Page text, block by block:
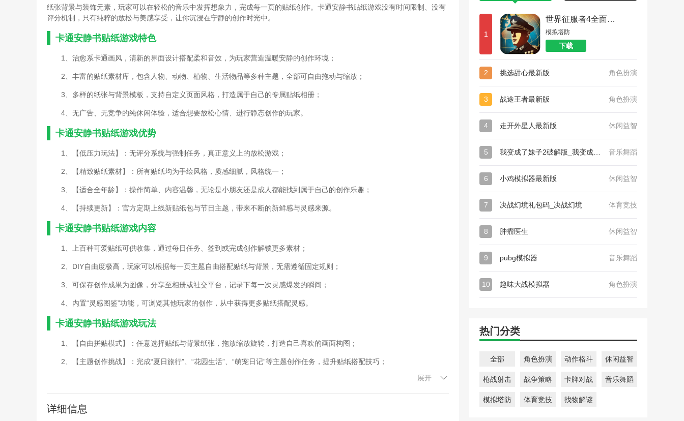
纸张背景与装饰元素，玩家可以在轻松的音乐中发挥想象力，完成每一页的贴纸创作。卡通安静书贴纸游戏没有时间限制、没有
评分机制，只有纯粹的放松与美感享受，让你沉浸在宁静的创作时光中。
卡通安静书贴纸游戏特色
1、治愈系卡通画风，清新的界面设计搭配柔和音效，为玩家营造温暖安静的创作环境；
2、丰富的贴纸素材库，包含人物、动物、植物、生活物品等多种主题，全部可自由拖动与缩放；
3、多样的纸张与背景模板，支持自定义页面风格，打造属于自己的专属贴纸相册；
4、无广告、无竞争的纯休闲体验，适合想要放松心情、进行静态创作的玩家。
卡通安静书贴纸游戏优势
1、【低压力玩法】：无评分系统与强制任务，真正意义上的放松游戏；
2、【精致贴纸素材】：所有贴纸均为手绘风格，质感细腻，风格统一；
3、【适合全年龄】：操作简单、内容温馨，无论是小朋友还是成人都能找到属于自己的创作乐趣；
4、【持续更新】：官方定期上线新贴纸包与节日主题，带来不断的新鲜感与灵感来源。
卡通安静书贴纸游戏内容
1、上百种可爱贴纸可供收集，通过每日任务、签到或完成创作解锁更多素材；
2、DIY自由度极高，玩家可以根据每一页主题自由搭配贴纸与背景，无需遵循固定规则；
3、可保存创作成果为图像，分享至相册或社交平台，记录下每一次灵感爆发的瞬间；
4、内置“灵感图鉴”功能，可浏览其他玩家的创作，从中获得更多贴纸搭配灵感。
卡通安静书贴纸游戏玩法
1、【自由拼贴模式】：任意选择贴纸与背景纸张，拖放缩放旋转，打造自己喜欢的画面构图；
2、【主题创作挑战】：完成“夏日旅行”、“花园生活”、“萌宠日记”等主题创作任务，提升贴纸搭配技巧；
展开
详细信息
1
世界征服者4全面战争
模拟塔防
下载
2 挑选甜心最新版 角色扮演
3 战途王者最新版 角色扮演
4 走开外星人最新版 休闲益智
5 音乐舞蹈
6 小鸡模拟器最新版 休闲益智
7 决战幻境礼包码_决战幻境 体育竞技
8 肿瘤医生 休闲益智
9 pubg模拟器 音乐舞蹈
10 趣味大战模拟器 角色扮演
热门分类
全部 角色扮演 动作格斗 休闲益智
枪战射击 战争策略 卡牌对战 音乐舞蹈
模拟塔防 体育竞技 找物解谜